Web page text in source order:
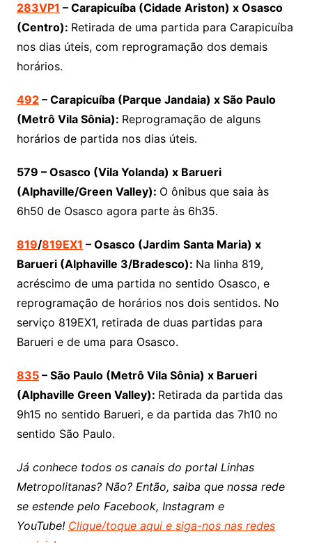
283VP1 – Carapicuíba (Cidade Ariston) x Osasco
(Centro): Retirada de uma partida para Carapicuíba
nos dias úteis, com reprogramação dos demais
horários.
492– Carapicuíba (Parque Jandaia) x São Paulo
(Metrô Vila Sônia): Reprogramação de alguns
horários de partida nos dias úteis.
579 – Osasco (Vila Yolanda) x Barueri
(Alphaville/Green Valley): O ônibus que saia às
6h50 de Osasco agora parte às 6h35.
819/819EX1 – Osasco (Jardim Santa Maria) x
Barueri (Alphaville 3/Bradesco): Na linha 819,
acréscimo de uma partida no sentido Osasco, e
reprogramação de horários nos dois sentidos. No
serviço 819EX1, retirada de duas partidas para
Barueri e de uma para Osasco.
835– São Paulo (Metrô Vila Sônia) x Barueri
(Alphaville Green Valley): Retirada da partida das
9h15 no sentido Barueri, e da partida das 7h10 no
sentido São Paulo.
Já conhece todos os canais do portal Linhas
Metropolitanas? Não? Então, saiba que nossa rede
se estende pelo Facebook, Instagram e
YouTube! Clique/toque aqui e siga-nos nas redes